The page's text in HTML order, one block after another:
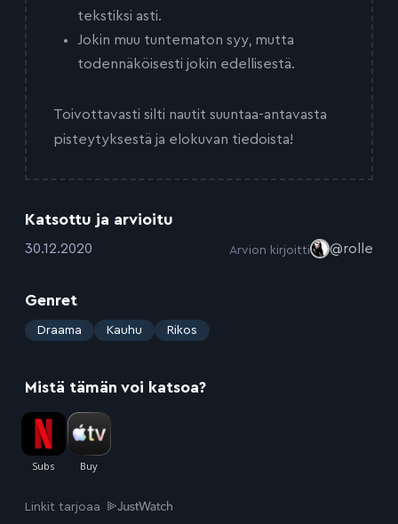
tekstiksi asti.
Jokin muu tuntematon syy, mutta
todennäköisesti jokin edellisestä.
Toivottavasti silti nautit suuntaa-antavasta
pisteytyksestä ja elokuvan tiedoista!
Katsottu ja arvioitu
:30.12.2020 Arvion kirjoitti @rolle
Genret
: Draama Kauhu Rikos
Mistä tämän voi katsoa?
Linkit tarjoaa